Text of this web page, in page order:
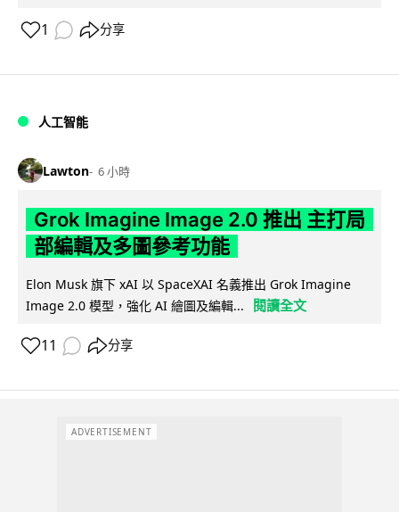
1 分享
人工智能
Lawton 6 小時
Grok Imagine Image 2.0 推出 主打局
部編輯及多圖參考功能
Elon Musk 旗下 xAI 以 SpaceXAI 名義推出 Grok Imagine
Image 2.0 模型，強化 AI 繪圖及編輯...
閱讀全文
11 分享
ADVERTISEMENT